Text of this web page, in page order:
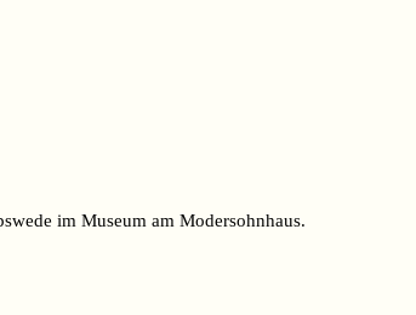
im Museum am Modersohnhaus.